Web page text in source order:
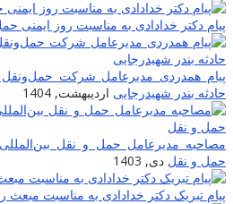
پیام دکتر خدادادی به مناسبت روز ایمنی
پیام همدردی مدیرعامل شرکت
حادثه بندر شهیدرجایی اردیبهشت, 1404
مصاحبه مدیرعامل حمل و نقل
حمل و نقل دی, 1403
پیام تبریک دکتر خدادادی به مناسبت